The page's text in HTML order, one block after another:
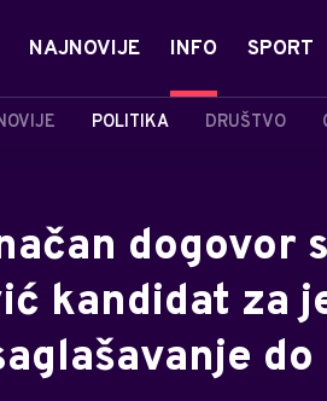
NAJNOVIJE INFO
POLITIKA DRUŠTVO
SPORT
dogovor
kandidat za